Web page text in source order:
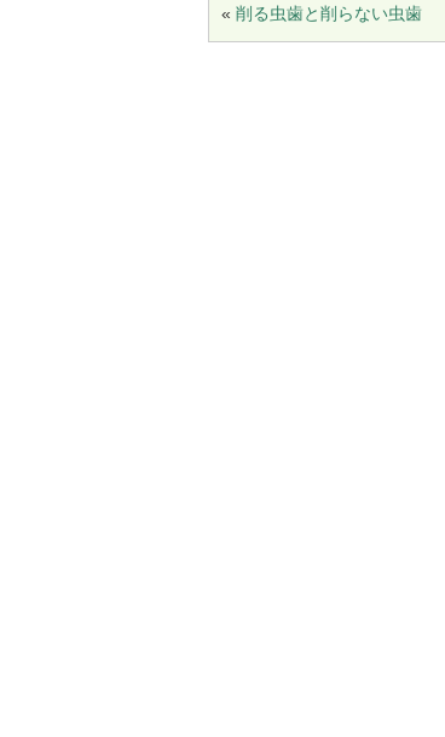
« 削る虫歯と削らない虫歯